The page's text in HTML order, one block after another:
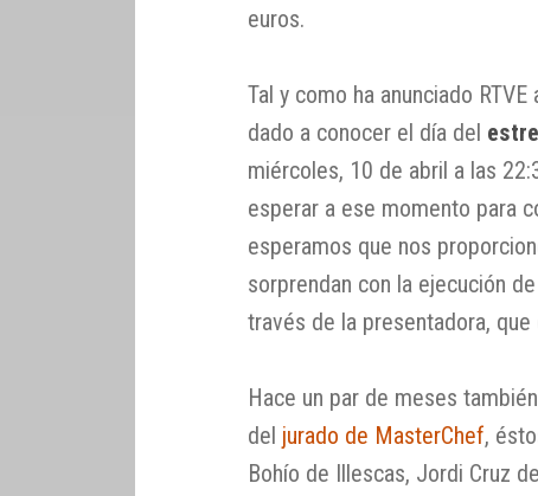
euros.
Tal y como ha anunciado
dado a conocer el día del
miércoles, 10 de abril a las
esperar a ese momento para
esperamos que nos
sorprendan con la ejecución
través de la presentadora,
Hace un par de meses
del jurado de MasterChef,
Bohío de Illescas, Jordi Cruz